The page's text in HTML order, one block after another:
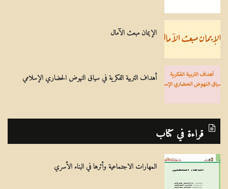
الإيمان مبعث الآمال
أهداف التربية الفكرية في سياق النهوض الحضاري الإسلامي
قراءة في كتاب
المهارات الاجتماعية وأثرها في البناء الأسري